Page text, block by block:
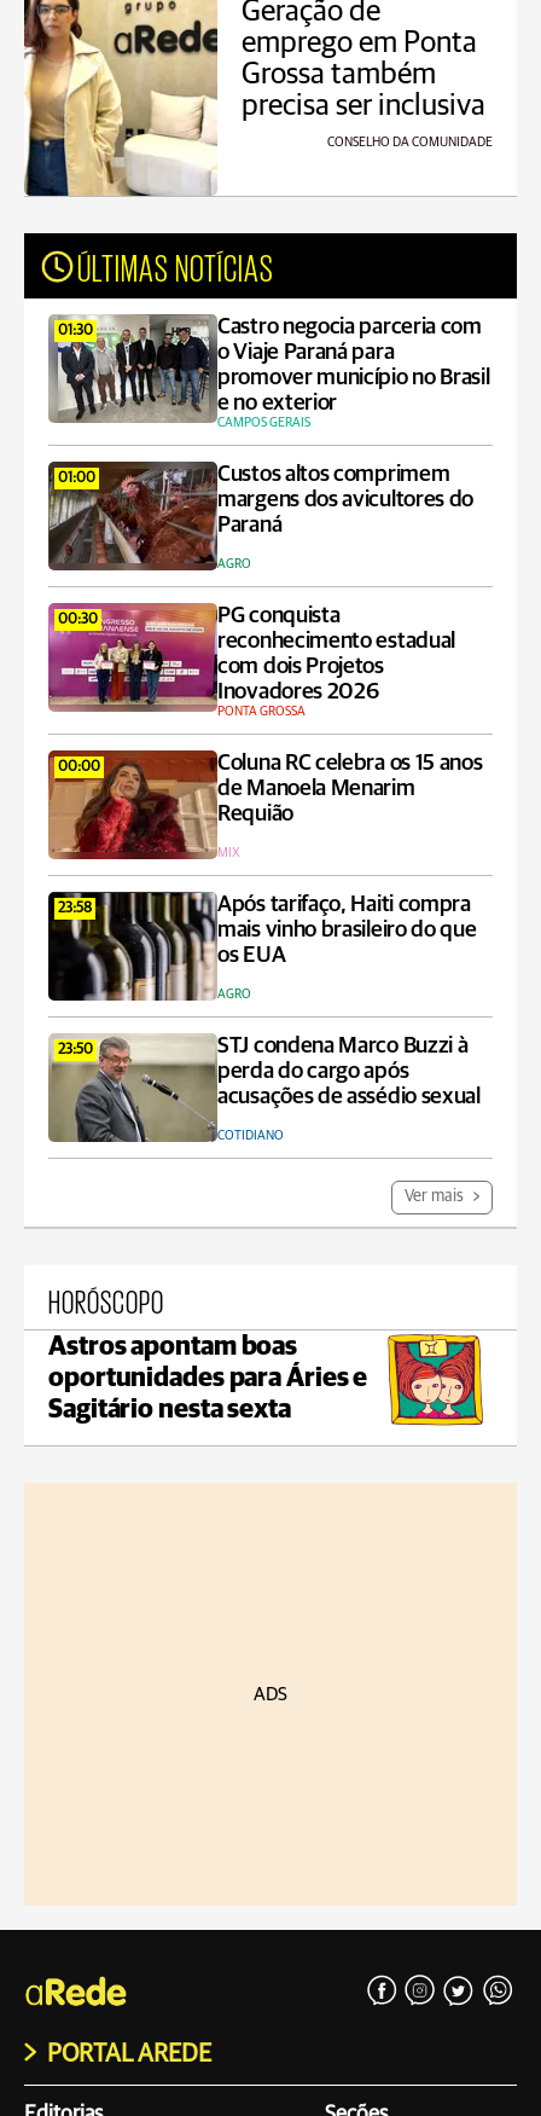
Geração de
emprego em Ponta
Grossa também
precisa ser inclusiva
CONSELHO DA COMUNIDADE
ÚLTIMAS NOTÍCIAS
01:30
Castro negocia parceria com
o Viaje Paraná para
promover município no Brasil
e no exterior
CAMPOS GERAIS
01:00
Custos altos comprimem
margens dos avicultores do
Paraná
AGRO
00:30
PG conquista
reconhecimento estadual
com dois Projetos
Inovadores 2026
PONTA GROSSA
00:00
Coluna RC celebra os 15 anos
de Manoela Menarim
Requião
MIX
23:58
Após tarifaço, Haiti compra
mais vinho brasileiro do que
os EUA
AGRO
23:50
STJ condena Marco Buzzi à
perda do cargo após
acusações de assédio sexual
COTIDIANO
Ver mais
HORÓSCOPO
Astros apontam boas
oportunidades para Áries e
Sagitário nesta sexta
ADS
PORTAL AREDE